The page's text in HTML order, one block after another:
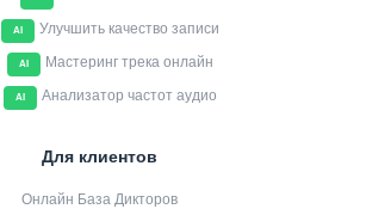
AI Улучшить качество записи
AI Мастеринг трека онлайн
AI Анализатор частот аудио
Для клиентов
Онлайн База Дикторов